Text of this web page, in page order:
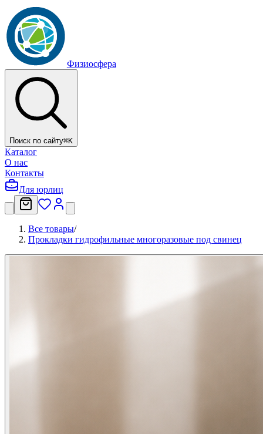
Физиосфера
Поиск по сайту⌘K
Каталог
О нас
Контакты
Для юрлиц
Все товары/
Прокладки гидрофильные многоразовые под свинец